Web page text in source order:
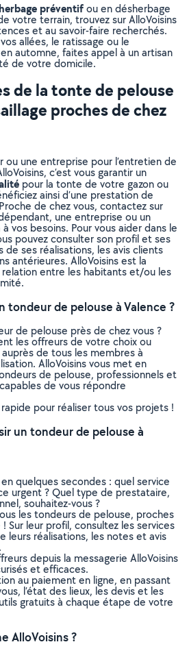
préventifou en désherbage
votre terrain, trouvez sur AlloVoisins
et au savoir-faire recherchés.
allées, le ratissage ou le
automne, faites appel à un artisan
de votre domicile.
de la tonte de pelouse
proches de chez
une entreprise pour l’entretien de
c’est vous garantir un
pour la tonte de votre gazon ou
ainsi d’une prestation de
de chez vous, contactez sur
une entreprise ou un
vos besoins. Pour vous aider dans le
pouvez consulter son profil et ses
ses réalisations, les avis clients
antérieures. AlloVoisins est la
entre les habitants et/ou les
tondeur de pelouse à Valence ?
de pelouse près de chez vous ?
les offreurs de votre choix ou
de tous les membres à
AlloVoisins vous met en
de pelouse, professionnels et
de vous répondre
pour réaliser tous vos projets !
un tondeur de pelouse à
quelques secondes : quel service
urgent ? Quel type de prestataire,
souhaitez-vous ?
les tondeurs de pelouse, proches
Sur leur profil, consultez les services
leurs réalisations, les notes et avis
depuis la messagerie AlloVoisins
et efficaces.
au paiement en ligne, en passant
l’état des lieux, les devis et les
gratuits à chaque étape de votre
AlloVoisins ?